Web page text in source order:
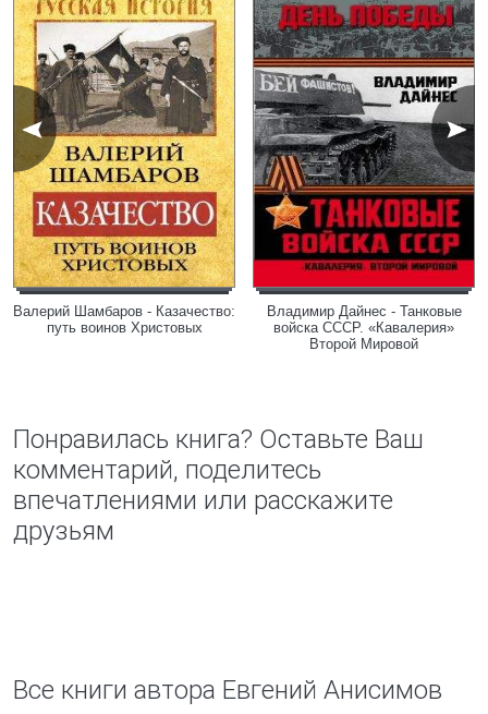
Валерий Шамбаров - Казачество:
путь воинов Христовых
Владимир Дайнес - Танковые
войска СССР. «Кавалерия»
Второй Мировой
Понравилась книга? Оставьте Ваш
комментарий, поделитесь
впечатлениями или расскажите
друзьям
Все книги автора Евгений Анисимов